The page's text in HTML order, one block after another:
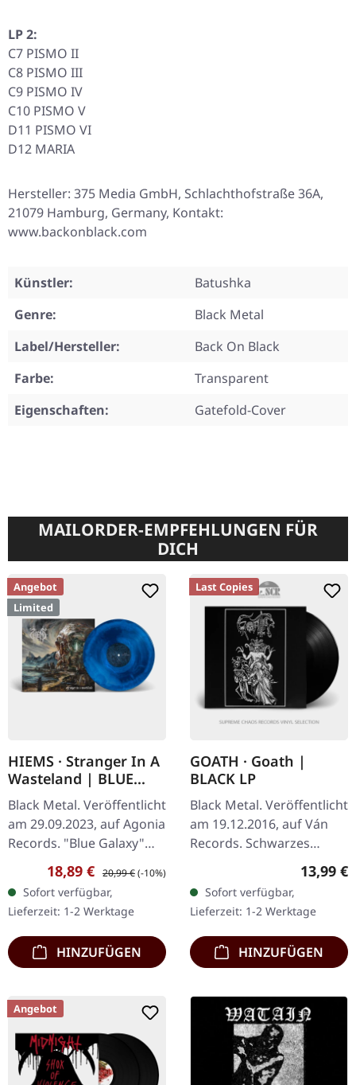
LP 2:
C7 PISMO II
C8 PISMO III
C9 PISMO IV
C10 PISMO V
D11 PISMO VI
D12 MARIA
Hersteller: 375 Media GmbH, Schlachthofstraße 36A,
21079 Hamburg, Germany, Kontakt:
www.backonblack.com
Künstler:
Batushka
Genre:
Black Metal
Label/Hersteller:
Back On Black
Farbe:
Transparent
Eigenschaften:
Gatefold-Cover
MAILORDER-EMPFEHLUNGEN FÜR
DICH
Angebot
Limited
HIEMS · Stranger In A
Wasteland | BLUE
GALAXY LP
Black Metal. Veröffentlicht
am 29.09.2023, auf Agonia
Records. "Blue Galaxy"
Vinyl, limitiert auf 100
handnummerierte
Exemplare Das neueste
Werk von…
Verkaufspreis:
18,89 € Regulärer Preis:
20,99 €(-10%)
Sofort verfügbar,
Lieferzeit: 1-2 Werktage
HINZUFÜGEN
Last Copies
GOATH · Goath |
BLACK LP
Black Metal. Veröffentlicht
am 19.12.2016, auf Ván
Records. Schwarzes
einseitiges Vinyl. Goath
liefern ein vernichtendes
Debüt ab, das sich
anfühlt…
13,99 €
Sofort verfügbar,
Lieferzeit: 1-2 Werktage
HINZUFÜGEN
Angebot